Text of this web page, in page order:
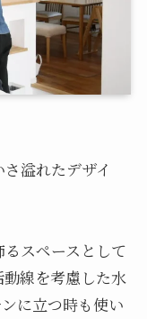
溢れたデザイ
スペースとして
線を考慮した水
に立つ時も使い